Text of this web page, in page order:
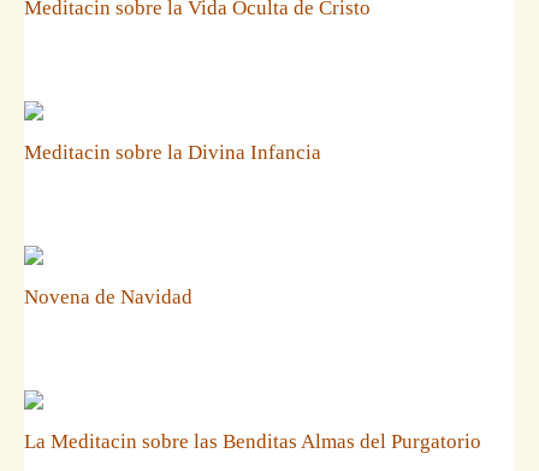
Meditacin sobre la Vida Oculta de Cristo
Meditacin sobre la Divina Infancia
Novena de Navidad
La Meditacin sobre las Benditas Almas del Purgatorio